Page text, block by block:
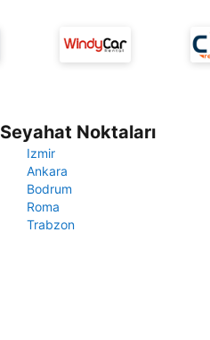
Noktaları
Izmir
Ankara
Bodrum
Roma
Trabzon